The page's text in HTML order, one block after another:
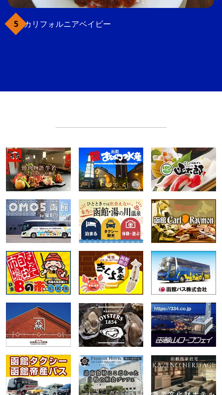
カリフォルニアベイビー